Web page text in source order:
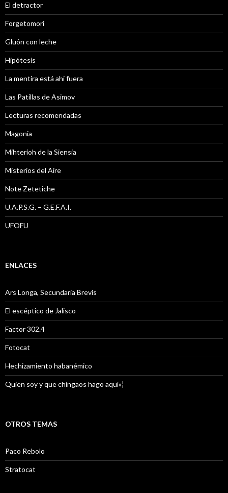
El detractor
Forgetomori
Gluón con leche
Hipótesis
La mentira está ahi fuera
Las Patillas de Asimov
Lecturas recomendadas
Magonia
Mihterioh de la Siensia
Misterios del Aire
Note Zetetiche
U.A.P.S.G. – G.E.F.A.I.
UFOFU
ENLACES
Ars Longa, Secundaria Brevis
El escéptico de Jalisco
Factor 302.4
Fotocat
Hechizamiento habanémico
Quien soy y que chingaos hago aquí»¦
OTROS TEMAS
Paco Rebolo
Stratocat